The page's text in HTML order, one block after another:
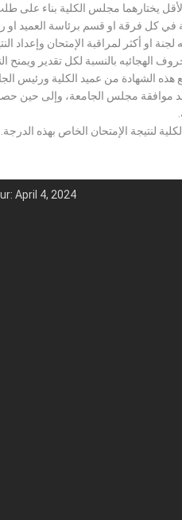
يختارهما مجلس الكلية بناء على
في كل فرقة او قسم برئاسة العميد او
او أكثر لمراقبة الإمتحان وإعداد
الهجائيه بالنسبة لكل تقدير ويمنح
هذه الشهادة من عميد الكلية ورئيس
موافقة مجلس الجامعة، وإلى حين
لنتيجة الإمتحان الخاص بهذه الدرجة.
April 4, 2024